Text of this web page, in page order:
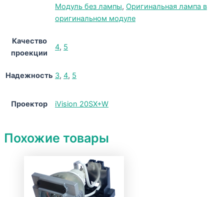
Модуль без лампы, Оригинальная лампа в
оригинальном модуле
Качество
проекции
4, 5
Надежность 3, 4, 5
Проектор iVision 20SX+W
Похожие товары